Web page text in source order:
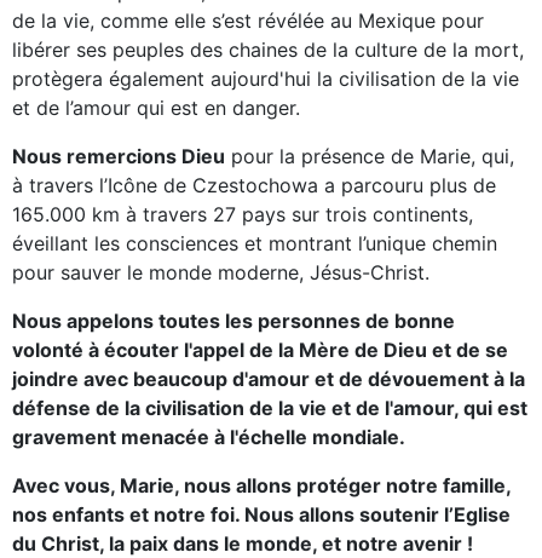
de la vie, comme elle s’est révélée au Mexique pour
libérer ses peuples des chaines de la culture de la mort,
protègera également aujourd'hui la civilisation de la vie
et de l’amour qui est en danger.
Nous remercions Dieu pour la présence de Marie, qui,
à travers l’Icône de Czestochowa a parcouru plus de
165.000 km à travers 27 pays sur trois continents,
éveillant les consciences et montrant l’unique chemin
pour sauver le monde moderne, Jésus-Christ.
Nous appelons toutes les personnes de bonne
volonté à écouter l'appel de la Mère de Dieu et de se
joindre avec beaucoup d'amour et de dévouement à la
défense de la civilisation de la vie et de l'amour, qui est
gravement menacée à l'échelle mondiale.
Avec vous, Marie, nous allons protéger notre famille,
nos enfants et notre foi. Nous allons soutenir l’Eglise
du Christ, la paix dans le monde, et notre avenir !